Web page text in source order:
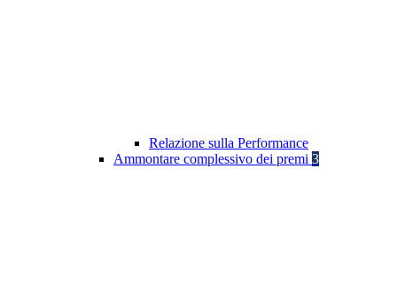
Relazione sulla Performance
Ammontare complessivo dei premi 3